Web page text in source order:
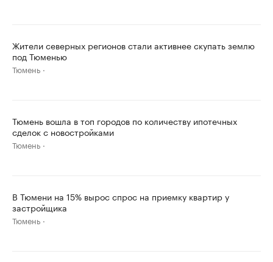
Жители северных регионов стали активнее скупать землю
под Тюменью
Тюмень
Тюмень вошла в топ городов по количеству ипотечных
сделок с новостройками
Тюмень
В Тюмени на 15% вырос спрос на приемку квартир у
застройщика
Тюмень